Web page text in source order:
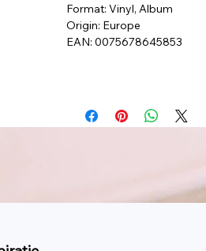
Format: Vinyl, Album
Origin: Europe
EAN: 0075678645853